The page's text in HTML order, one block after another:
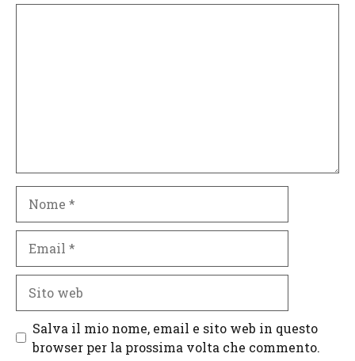
web
Salva il mio nome, email e sito web in questo
browser per la prossima volta che commento.